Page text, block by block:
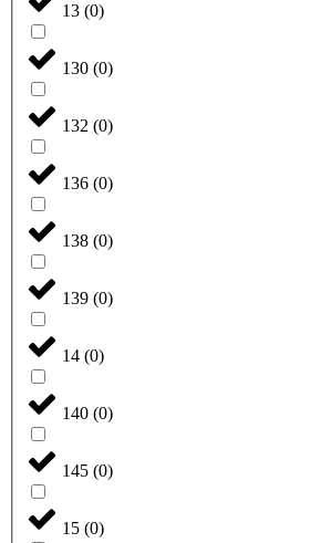
13 (0)
130 (0)
132 (0)
136 (0)
138 (0)
139 (0)
14 (0)
140 (0)
145 (0)
15 (0)